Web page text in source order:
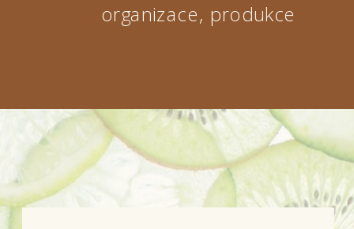
organizace, produkce